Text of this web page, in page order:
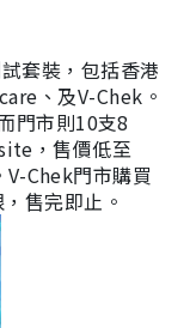
套裝，包括香港
、及V-Chek。
門市則10支8
，售價低至
Chek門市購買
售完即止。